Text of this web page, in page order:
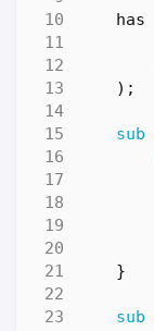
has
);
sub
}
sub